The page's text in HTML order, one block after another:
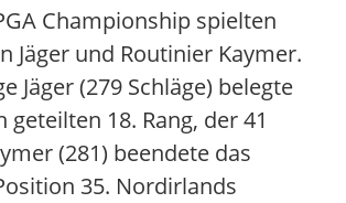
Championship spielten
Jäger und Routinier Kaymer.
Jäger (279 Schläge) belegte
geteilten 18. Rang, der 41
(281) beendete das
35. Nordirlands